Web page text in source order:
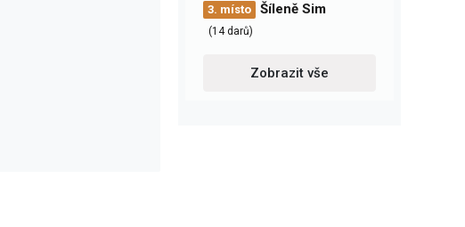
3. místo Šíleně Sim
(14 darů)
Zobrazit vše